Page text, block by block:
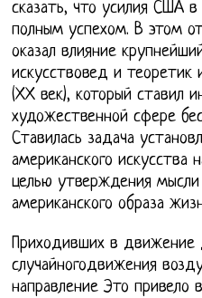
сказать, что усилия США в
полным успехом. В этом
оказал влияние
искусствовед и теоретик
(ХХ век), который ставил
художественной сфере
Ставилась задача
американского искусства
целью утверждения
американского образа
Приходивших в
случайногодвижения
направление Это привело